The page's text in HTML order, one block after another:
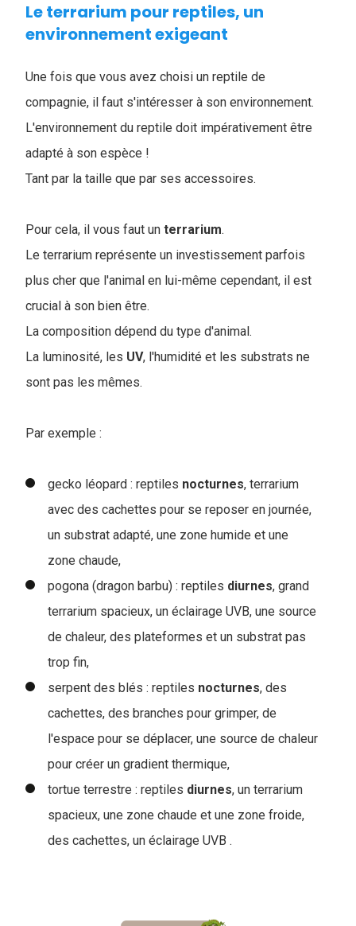
Le terrarium pour reptiles, un
environnement exigeant
Une fois que vous avez choisi un reptile de
compagnie, il faut s'intéresser à son environnement.
L'environnement du reptile doit impérativement être
adapté à son espèce !
Tant par la taille que par ses accessoires.
Pour cela, il vous faut un terrarium.
Le terrarium représente un investissement parfois
plus cher que l'animal en lui-même cependant, il est
crucial à son bien être.
La composition dépend du type d'animal.
La luminosité, les UV, l'humidité et les substrats ne
sont pas les mêmes.
Par exemple :
gecko léopard : reptiles nocturnes, terrarium
avec des cachettes pour se reposer en journée,
un substrat adapté, une zone humide et une
zone chaude,
pogona (dragon barbu) : reptiles diurnes, grand
terrarium spacieux, un éclairage UVB, une source
de chaleur, des plateformes et un substrat pas
trop fin,
serpent des blés : reptiles nocturnes, des
cachettes, des branches pour grimper, de
l'espace pour se déplacer, une source de chaleur
pour créer un gradient thermique,
tortue terrestre : reptiles diurnes, un terrarium
spacieux, une zone chaude et une zone froide,
des cachettes, un éclairage UVB .